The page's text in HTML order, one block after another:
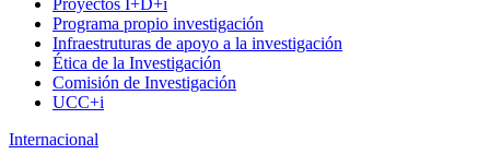
Proyectos I+D+i
Programa propio investigación
Infraestruturas de apoyo a la investigación
Ética de la Investigación
Comisión de Investigación
UCC+i
Internacional